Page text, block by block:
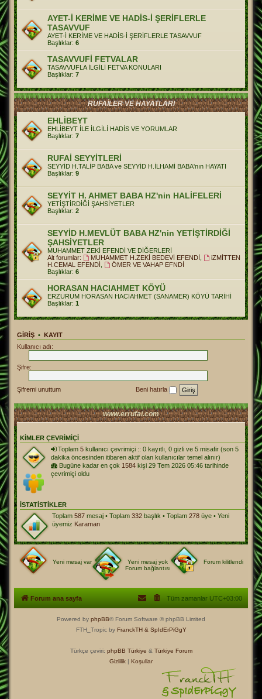
AYET-İ KERİME VE HADİS-İ ŞERİFLERLE
TASAVVUF
AYET-İ KERİME VE HADİS-İ ŞERİFLERLE TASAVVUF
Başlıklar: 6
TASAVVUFİ FETVALAR
TASAVVUFLA İLGİLİ FETVA KONULARI
Başlıklar: 7
RUFAİLER VE HAYATLARI
EHLİBEYT
EHLİBEYT İLE İLGİLİ HADİS VE YORUMLAR
Başlıklar: 7
RUFAİ SEYYİTLERİ
SEYYİD H.TALİP BABA ve SEYYİD H.İLHAMİ BABA'nın HAYATI
Başlıklar: 9
SEYYİT H. AHMET BABA HZ'nin HALİFELERİ
YETİŞTİRDİĞİ ŞAHSİYETLER
Başlıklar: 2
SEYYİD H.MEVLÜT BABA HZ'nin YETİŞTİRDİĞİ
ŞAHSİYETLER
MUHAMMET ZEKİ EFENDİ VE DİĞERLERİ
Alt forumlar:
MUHAMMET H.ZEKİ BEDEVİ EFENDİ
iZMİTTEN
H.CEMAL EFENDİ
ÖMER VE VAHAP EFNDİ
Başlıklar: 6
HORASAN HACIAHMET KÖYÜ
ERZURUM HORASAN HACIAHMET (SANAMER) KÖYÜ TARİHİ
Başlıklar: 1
GIRIŞ • KAYIT
Kullanıcı adı:
Şifre:
Şifremi unuttum Beni hatırla
www.errufai.com
KIMLER ÇEVRIMIÇI
Toplam 5 kullanıcı çevrimiçi :: 0 kayıtlı, 0 gizli ve 5 misafir (son 5
dakika öncesinden itibaren aktif olan kullanıcılar temel alınır)
Bugüne kadar en çok 1584 kişi 29 Tem 2026 05:46 tarihinde
çevrimiçi oldu
İSTATISTIKLER
Toplam 587 mesaj • Toplam 332 başlık • Toplam 278 üye • Yeni
üyemiz Karaman
Yeni mesaj var Yeni mesaj yok
Forum kilitlendi
Forum bağlantısı
Forum ana sayfa Tüm zamanlar UTC+03:00
Powered by phpBB® Forum Software © phpBB Limited
FTH_Tropic by FranckTH & SpIdErPiGgY
Türkçe çeviri: phpBB Türkiye & Türkiye Forum
Gizlilik | Koşullar